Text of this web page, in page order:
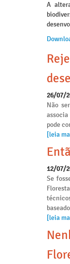
A
26/07/
Não
pode
[leia
12/07/
Se
[leia